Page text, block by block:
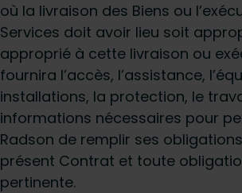
où la livraison des Biens ou
Services doit avoir lieu soit
approprié à cette livraison ou
fournira l’accès, l’assistance,
installations, la protection, le
informations nécessaires pour
Radson de remplir ses
présent Contrat et toute
pertinente.